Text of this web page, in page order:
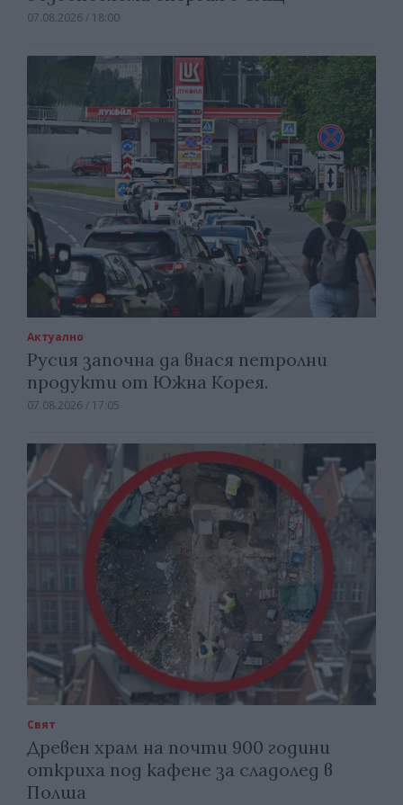
07.08.2026 / 18:00
Актуално
Русия започна да внася петролни
продукти от Южна Корея.
07.08.2026 / 17:05
Свят
Древен храм на почти 900 години
откриха под кафене за сладолед в
Полша